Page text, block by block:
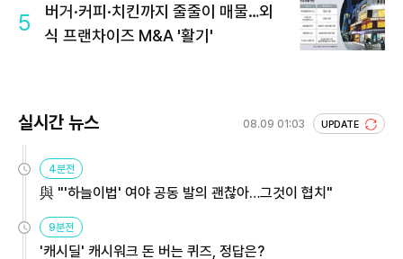
5
버거·커피·치킨까지 줄줄이 매물…외
식 프랜차이즈 M&A '활기'
실시간 뉴스 08.09 01:03 UPDATE
4분전
與 "'하늘이법' 여야 공동 발의 괜찮아…그것이 협치"
9분전
'캐시딜' 캐시워크 돈 버는 퀴즈, 정답은?